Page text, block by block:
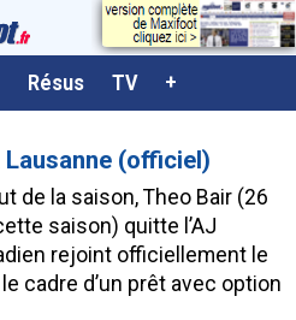
Résus TV +
(officiel)
de la saison, Theo Bair (26
saison) quitte l’AJ
rejoint officiellement le
cadre d’un prêt avec option